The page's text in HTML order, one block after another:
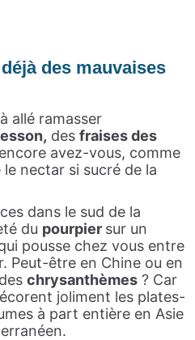
des mauvaises
allé ramasser
des fraises des
avez-vous, comme
nectar si sucré de la
dans le sud de la
du pourpier sur un
pousse chez vous entre
Peut-être en Chine ou en
chrysanthèmes ? Car
joliment les plates-
à part entière en Asie